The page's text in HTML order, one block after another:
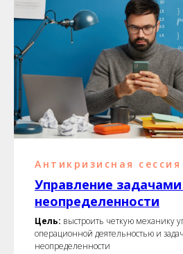
Антикризисная сессия
Управление задачами
неопределенности
Цель: выстроить четкую механику
операционной деятельностью и
неопределенности